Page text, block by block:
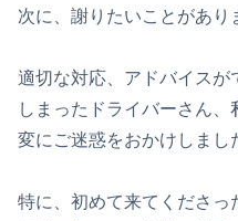
次に、謝りたいことがあり
適切な対応、アドバイスが
しまったドライバーさん
変にご迷惑をおかけしまし
特に、初めて来てくださっ